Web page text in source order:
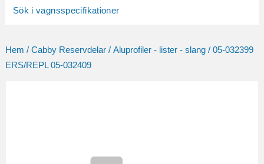
Sök i vagnsspecifikationer
Hem / Cabby Reservdelar/ Aluprofiler - lister - slang/ 05-032399
ERS/REPL 05-032409